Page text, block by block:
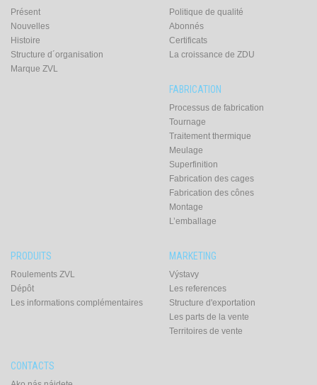
Présent
Nouvelles
Histoire
Structure d´organisation
Marque ZVL
Politique de qualité
Abonnés
Certificats
La croissance de ZDU
FABRICATION
Processus de fabrication
Tournage
Traitement thermique
Meulage
Superfinition
Fabrication des cages
Fabrication des cônes
Montage
L’emballage
PRODUITS
Roulements ZVL
Dépôt
Les informations complémentaires
MARKETING
Výstavy
Les references
Structure d'exportation
Les parts de la vente
Territoires de vente
CONTACTS